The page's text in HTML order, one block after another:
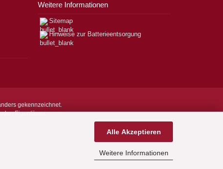
Alle Akzeptieren
Weitere Informationen
Weitere Informationen
Sitemap
Hinweise zur Batterieentsorgung
gekennzeichnet.
Eigentümer.